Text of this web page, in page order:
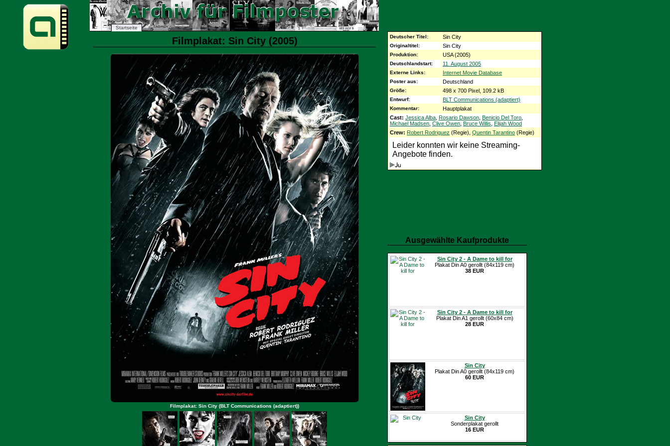
Startseite
Filmplakat: Sin City (2005)
Filmplakat: Sin City (BLT Communications (adaptiert))
Deutscher Titel: Sin City
Originaltitel: Sin City
Produktion: USA (2005)
Deutschlandstart: 11. August 2005
Externe Links: Internet Movie Database
Poster aus: Deutschland
Größe: 498 x 700 Pixel, 109.2 kB
Entwurf: BLT Communications (adaptiert)
Kommentar:
Hauptplakat
Cast: Jessica Alba Rosario Dawson Benicio Del Toro
Michael Madsen Clive Owen Bruce Willis Elijah Wood
Crew: Robert Rodriguez (Regie), Quentin Tarantino (Regie)
Ausgewählte Kaufprodukte
Sin City 2 - A Dame to kill for
Plakat Din A0 gerollt (84x119 cm)
38 EUR
Sin City 2 - A Dame to kill for
Plakat Din A1 gerollt (60x84 cm)
28 EUR
Sin City
Plakat Din A0 gerollt (84x119 cm)
60 EUR
Sin City
Sonderplakat gerollt
16 EUR